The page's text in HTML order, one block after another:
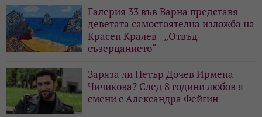
Галерия 33 във Варна представя
деветата самостоятелна изложба на
Красен Кралев - „Отвъд
съзерцанието“
Заряза ли Петър Дочев Ирмена
Чичикова? След 8 години любов я
смени с Александра Фейгин